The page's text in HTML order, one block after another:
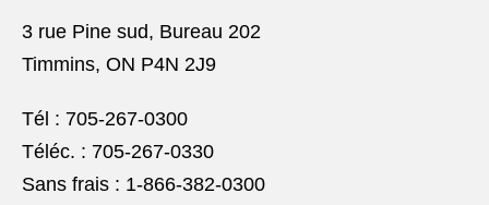
3 rue Pine sud, Bureau 202
Timmins, ON P4N 2J9
Tél : 705-267-0300
Téléc. : 705-267-0330
Sans frais : 1-866-382-0300